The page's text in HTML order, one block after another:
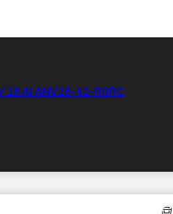
16 AI ANV16-42-R0RC